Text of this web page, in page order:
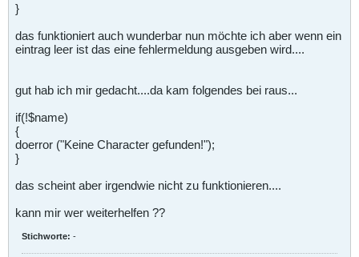
}
das funktioniert auch wunderbar nun möchte ich aber wenn ein
eintrag leer ist das eine fehlermeldung ausgeben wird....
gut hab ich mir gedacht....da kam folgendes bei raus...
if(!$name)
{
doerror ("Keine Character gefunden!");
}
das scheint aber irgendwie nicht zu funktionieren....
kann mir wer weiterhelfen ??
Stichworte: -